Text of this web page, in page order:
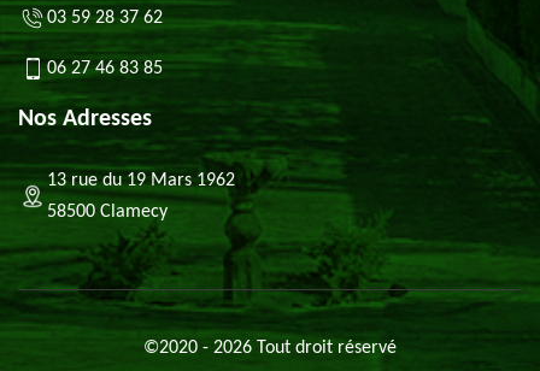
03 59 28 37 62
06 27 46 83 85
Nos Adresses
13 rue du 19 Mars 1962
58500 Clamecy
©2020 - 2026 Tout droit réservé